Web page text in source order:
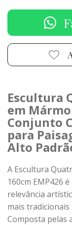
Escultura
em
Conjunto
para
Alto
A Escultura
160cm EMP426
relevância
mais
Composta pelas